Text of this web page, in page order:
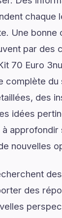
chaque
Une bonne
par des
70 Euro
complète
des
idées
approfondir
nouvelles
des